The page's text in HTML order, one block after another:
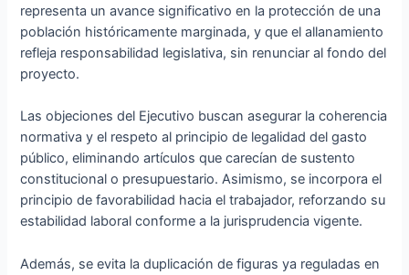
representa un avance significativo en la protección de una
población históricamente marginada, y que el allanamiento
refleja responsabilidad legislativa, sin renunciar al fondo del
proyecto.
Las objeciones del Ejecutivo buscan asegurar la coherencia
normativa y el respeto al principio de legalidad del gasto
público, eliminando artículos que carecían de sustento
constitucional o presupuestario. Asimismo, se incorpora el
principio de favorabilidad hacia el trabajador, reforzando su
estabilidad laboral conforme a la jurisprudencia vigente.
Además, se evita la duplicación de figuras ya reguladas en